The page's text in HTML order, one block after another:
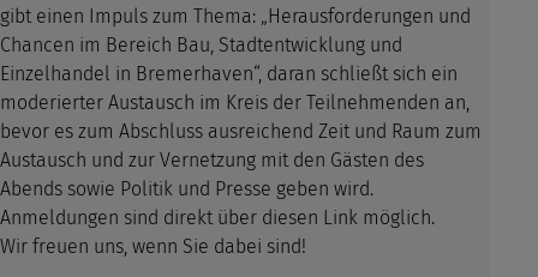
gibt einen Impuls zum Thema: „Herausforderungen und
Chancen im Bereich Bau, Stadtentwicklung und
Einzelhandel in Bremerhaven“, daran schließt sich ein
moderierter Austausch im Kreis der Teilnehmenden an,
bevor es zum Abschluss ausreichend Zeit und Raum zum
Austausch und zur Vernetzung mit den Gästen des
Abends sowie Politik und Presse geben wird.
Anmeldungen sind direkt über diesen Link möglich.
Wir freuen uns, wenn Sie dabei sind!